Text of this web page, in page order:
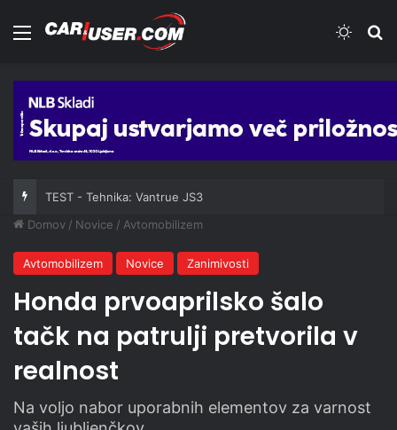
Meni
TEST - Tehnika: Vantrue JS3
Domov / Novice / Avtomobilizem
Avtomobilizem Novice Zanimivosti
Honda prvoaprilsko šalo
tačk na patrulji pretvorila v
realnost
Na voljo nabor uporabnih elementov za varnost